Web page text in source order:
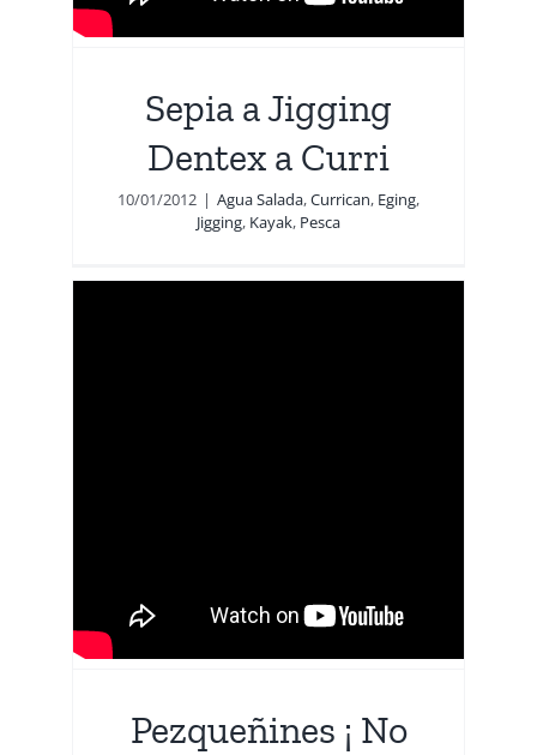
Sepia a Jigging
Dentex a Curri
10/01/2012 | Agua Salada,Currican, Eging,
Jigging, Kayak, Pesca
Pezqueñines ¡ No